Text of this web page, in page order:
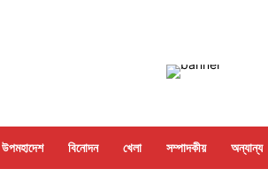
উপমহাদেশ বিনোদন খেলা সম্পাদকীয় অন্যান্য